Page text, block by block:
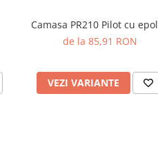
Camasa PR210 Pilot cu
de la 85,91 RON
VEZI VARIANTE